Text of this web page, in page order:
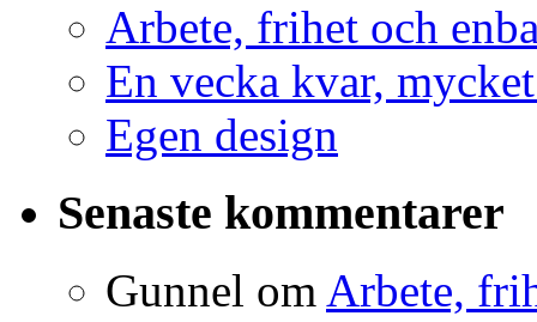
Arbete, frihet och
En vecka kvar,
Egen design
Senaste kommentarer
Gunnel om Arbete,